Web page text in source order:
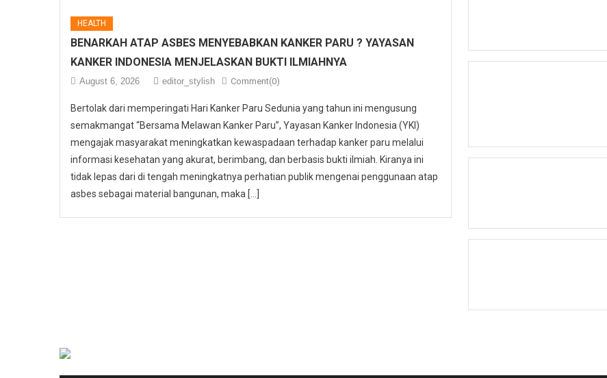
HEALTH
BENARKAH ATAP ASBES MENYEBABKAN KANKER PARU ? YAYASAN
KANKER INDONESIA MENJELASKAN BUKTI ILMIAHNYA
August 6, 2026 editor_stylish Comment(0)
Bertolak dari memperingati Hari Kanker Paru Sedunia yang tahun ini mengusung
semakmangat “Bersama Melawan Kanker Paru”, Yayasan Kanker Indonesia (YKI)
mengajak masyarakat meningkatkan kewaspadaan terhadap kanker paru melalui
informasi kesehatan yang akurat, berimbang, dan berbasis bukti ilmiah. Kiranya ini
tidak lepas dari di tengah meningkatnya perhatian publik mengenai penggunaan atap
asbes sebagai material bangunan, maka […]